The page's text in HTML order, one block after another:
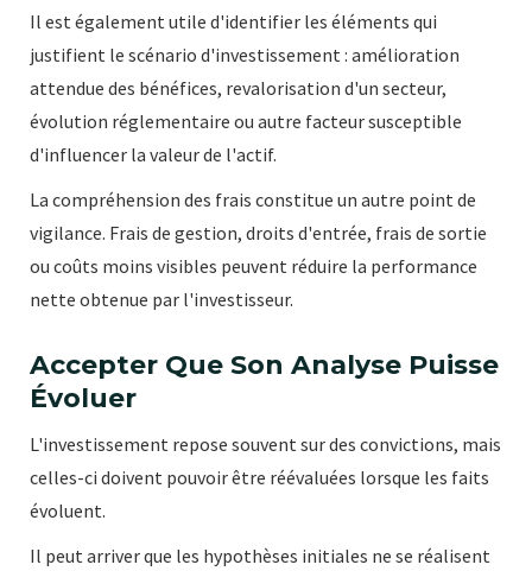
Il est également utile d'identifier les éléments qui
justifient le scénario d'investissement : amélioration
attendue des bénéfices, revalorisation d'un secteur,
évolution réglementaire ou autre facteur susceptible
d'influencer la valeur de l'actif.
La compréhension des frais constitue un autre point de
vigilance. Frais de gestion, droits d'entrée, frais de sortie
ou coûts moins visibles peuvent réduire la performance
nette obtenue par l'investisseur.
Accepter Que Son Analyse Puisse
Évoluer
L'investissement repose souvent sur des convictions, mais
celles-ci doivent pouvoir être réévaluées lorsque les faits
évoluent.
Il peut arriver que les hypothèses initiales ne se réalisent